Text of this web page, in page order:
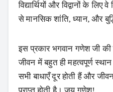
विद्यार्थियों और विद्वानों के
से मानसिक शांति, ध्यान, और
इस प्रकार भगवान गणेश जी की
जीवन में बहुत ही महत्वपूर्ण
सभी बाधाएँ दूर होती हैं और